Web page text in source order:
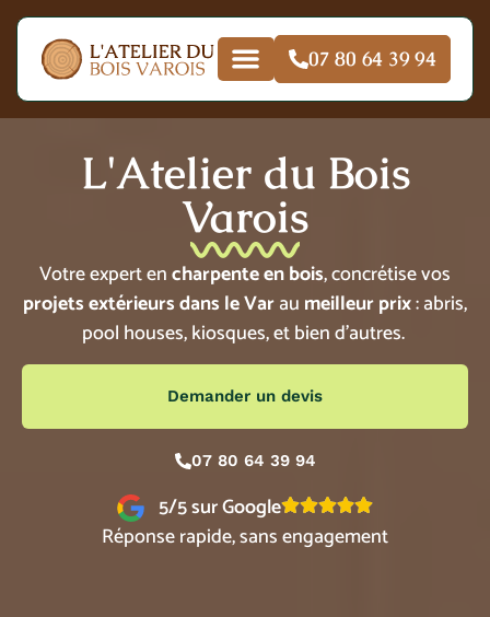
07 80 64 39 94
L'Atelier du Bois
Varois
Votre expert encharpente en bois, concrétise vos
projets extérieurs dans le Varau meilleur prix: abris,
pool houses, kiosques, et bien d’autres.
Demander un devis
07 80 64 39 94
5/5 sur Google
Réponse rapide, sans engagement